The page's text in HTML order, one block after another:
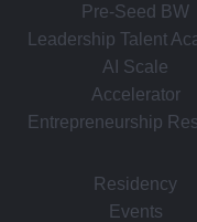
Pre-Seed BW
Leadership Talent
AI Scale
Accelerator
Entrepreneurship
Residency
Events